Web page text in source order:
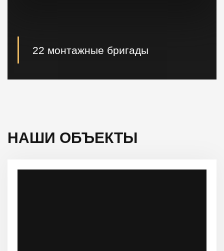
22 монтажные бригады
НАШИ ОБЪЕКТЫ